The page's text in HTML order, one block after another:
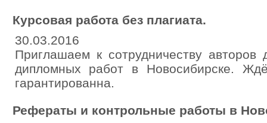
Курсовая работа без плагиата.
30.03.2016
Приглашаем к сотрудничеству авторов
дипломных работ в Новосибирске.
гарантированна.
Рефераты и контрольные работы в